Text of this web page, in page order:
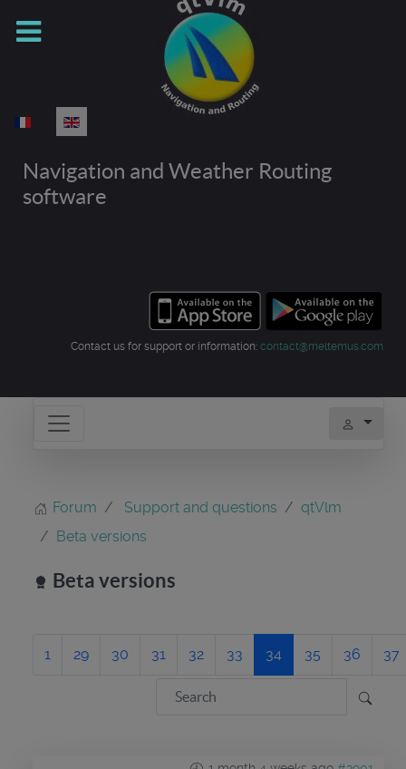
Select your language
Navigation and Weather Routing
software
Contact us for support or information: contact@meltemus.com
Forum Support and questions
qtVlm
Beta versions
Beta versions
1 29 30 31 32 33 34 35 36 37